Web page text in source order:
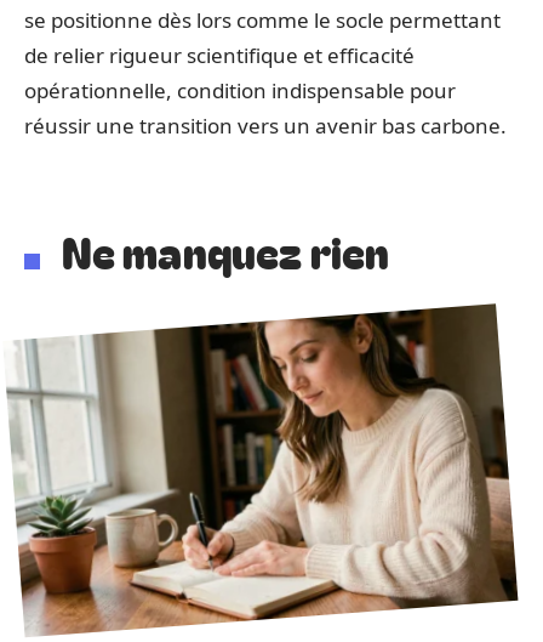
se positionne dès lors comme le socle permettant
de relier rigueur scientifique et efficacité
opérationnelle, condition indispensable pour
réussir une transition vers un avenir bas carbone.
Ne manquez rien